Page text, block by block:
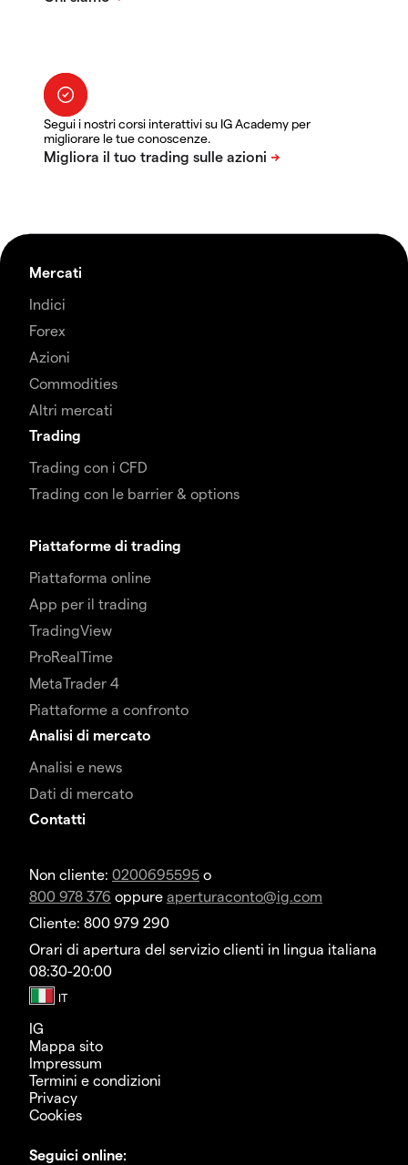
Segui i nostri corsi interattivi su IG Academy per
migliorare le tue conoscenze.
Mercati
Indici
Forex
Azioni
Commodities
Altri mercati
Trading
Trading con i CFD
Trading con le barrier & options
Piattaforme di trading
Piattaforma online
App per il trading
TradingView
ProRealTime
MetaTrader 4
Piattaforme a confronto
Analisi di mercato
Analisi e news
Dati di mercato
Contatti
Non cliente: 0200695595 o
800 978 376 oppure aperturaconto@ig.com
Cliente: 800 979 290
Orari di apertura del servizio clienti in lingua italiana
08:30-20:00
IG
Mappa sito
Impressum
Termini e condizioni
Privacy
Cookies
Seguici online: